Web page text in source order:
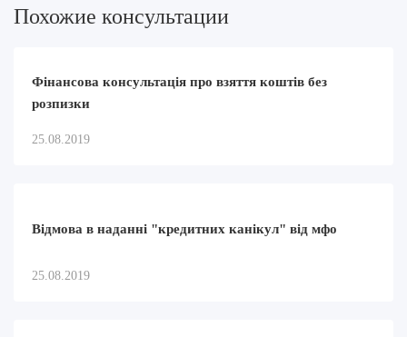
Похожие консультации
Фінансова консультація про взяття коштів без
розпизки
25.08.2019
Відмова в наданні "кредитних канікул" від мфо
25.08.2019